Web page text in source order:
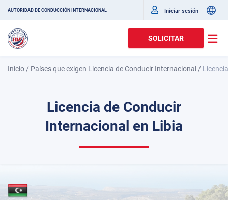
AUTORIDAD DE CONDUCCIÓN INTERNACIONAL Iniciar sesión
SOLICITAR
Inicio / Países que exigen Licencia de Conducir Internacional /
Licencia de Conducir
Internacional en Libia